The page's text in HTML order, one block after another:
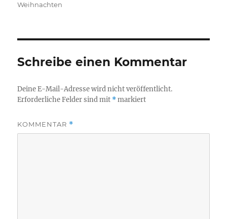
Weihnachten
Schreibe einen Kommentar
Deine E-Mail-Adresse wird nicht veröffentlicht.
Erforderliche Felder sind mit *markiert
KOMMENTAR *